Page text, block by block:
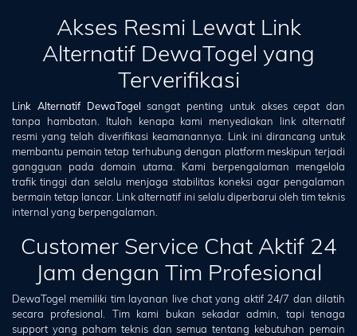
Akses Resmi Lewat Link
Alternatif DewaTogel yang
Terverifikasi
Link Alternatif DewaTogel sangat penting untuk akses cepat dan
tanpa hambatan. Itulah kenapa kami menyediakan link alternatif
resmi yang telah diverifikasi keamanannya. Link ini dirancang untuk
membantu pemain tetap terhubung dengan platform meskipun terjadi
gangguan pada domain utama. Kami berpengalaman mengelola
trafik tinggi dan selalu menjaga stabilitas koneksi agar pengalaman
bermain tetap lancar. Link alternatif ini selalu diperbarui oleh tim teknis
internal yang berpengalaman.
Customer Service Chat Aktif 24
Jam dengan Tim Profesional
DewaTogel memiliki tim layanan live chat yang aktif 24/7 dan dilatih
secara profesional. Tim kami bukan sekadar admin, tapi tenaga
support yang paham teknis dan semua tentang kebutuhan pemain